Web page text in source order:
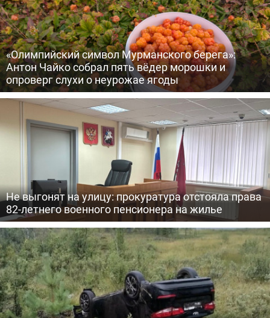
«Олимпийский символ Мурманского берега»:
Антон Чайко собрал пять вёдер морошки и
опроверг слухи о неурожае ягоды
Не выгонят на улицу: прокуратура отстояла права
82-летнего военного пенсионера на жилье